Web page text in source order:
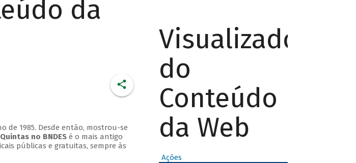
da
de 1985. Desde então, mostrou-se
Quintas no BNDESé o mais antigo
públicas e gratuitas, sempre às
Visualizador
do
Conteúdo
da Web
Ações